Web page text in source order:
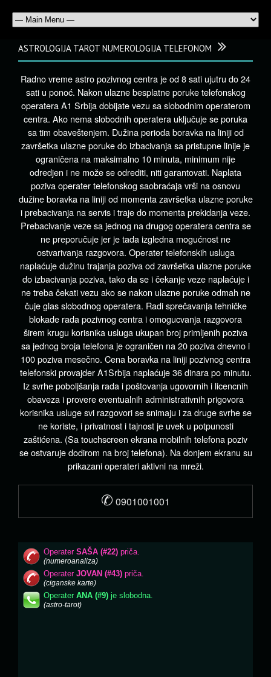
ASTROLOGIJA TAROT NUMEROLOGIJA TELEFONOM
Radno vreme astro pozivnog centra je od 8 sati ujutru do 24
sati u ponoć. Nakon ulazne besplatne poruke telefonskog
operatera A1 Srbija dobijate vezu sa slobodnim operaterom
centra. Ako nema slobodnih operatera uključuje se poruka
sa tim obaveštenjem. Dužina perioda boravka na liniji od
završetka ulazne poruke do izbacivanja sa pristupne linije je
ograničena na maksimalno 10 minuta, minimum nije
odredjen i ne može se odrediti, niti garantovati. Naplata
poziva operater telefonskog saobraćaja vrši na osnovu
dužine boravka na liniji od momenta završetka ulazne poruke
i prebacivanja na servis i traje do momenta prekidanja veze.
Prebacivanje veze sa jednog na drugog operatera centra se
ne preporučuje jer je tada izgledna mogućnost ne
ostvarivanja razgovora. Operater telefonskih usluga
naplaćuje dužinu trajanja poziva od završetka ulazne poruke
do izbacivanja poziva, tako da se i čekanje veze naplaćuje i
ne treba čekati vezu ako se nakon ulazne poruke odmah ne
čuje glas slobodnog operatera. Radi sprečavanja tehničke
blokade rada pozivnog centra i omogucvanja razgovora
širem krugu korisnika usluga ukupan broj primljenih poziva
sa jednog broja telefona je ograničen na 20 poziva dnevno i
100 poziva mesečno. Cena boravka na liniji pozivnog centra
telefonski provajder A1Srbija naplaćuje 36 dinara po minutu.
Iz svrhe poboljšanja rada i poštovanja ugovornih i licencnih
obaveza i provere eventualnih administrativnih prigovora
korisnika usluge svi razgovori se snimaju i za druge svrhe se
ne koriste, i privatnost i tajnost je uvek u potpunosti
zaštićena. (Sa touchscreen ekrana mobilnih telefona poziv
se ostvaruje dodirom na broj telefona). Na donjem ekranu su
prikazani operateri aktivni na mreži.
✆ 0901001001